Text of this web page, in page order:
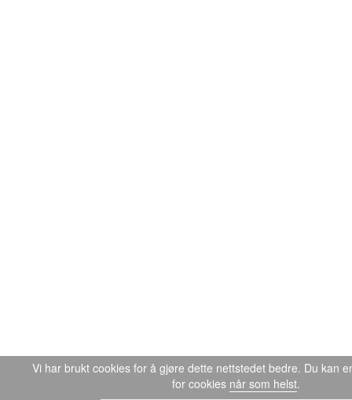
Vi har brukt cookies for å gjøre dette nettstedet bedre. Du kan
for cookies når som helst.